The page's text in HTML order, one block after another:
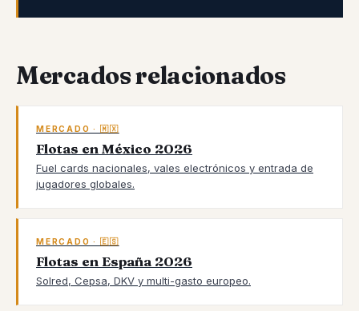
Mercados relacionados
MERCADO · 🇲🇽
Flotas en México 2026
Fuel cards nacionales, vales electrónicos y entrada de
jugadores globales.
MERCADO · 🇪🇸
Flotas en España 2026
Solred, Cepsa, DKV y multi-gasto europeo.